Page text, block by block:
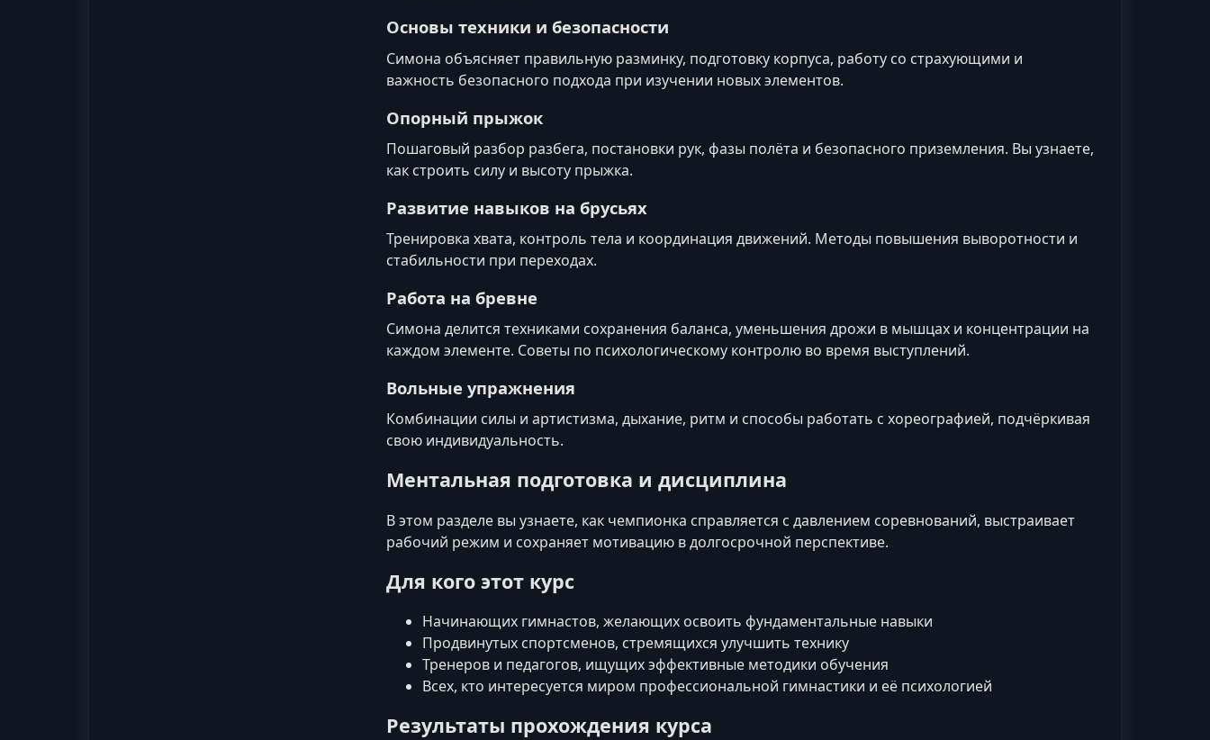
Основы техники и безопасности
Симона объясняет правильную разминку, подготовку корпуса, работу со страхующими и
важность безопасного подхода при изучении новых элементов.
Опорный прыжок
Пошаговый разбор разбега, постановки рук, фазы полёта и безопасного приземления. Вы узнаете,
как строить силу и высоту прыжка.
Развитие навыков на брусьях
Тренировка хвата, контроль тела и координация движений. Методы повышения выворотности и
стабильности при переходах.
Работа на бревне
Симона делится техниками сохранения баланса, уменьшения дрожи в мышцах и концентрации на
каждом элементе. Советы по психологическому контролю во время выступлений.
Вольные упражнения
Комбинации силы и артистизма, дыхание, ритм и способы работать с хореографией, подчёркивая
свою индивидуальность.
Ментальная подготовка и дисциплина
В этом разделе вы узнаете, как чемпионка справляется с давлением соревнований, выстраивает
рабочий режим и сохраняет мотивацию в долгосрочной перспективе.
Для кого этот курс
Начинающих гимнастов, желающих освоить фундаментальные навыки
Продвинутых спортсменов, стремящихся улучшить технику
Тренеров и педагогов, ищущих эффективные методики обучения
Всех, кто интересуется миром профессиональной гимнастики и её психологией
Результаты прохождения курса